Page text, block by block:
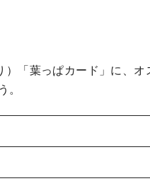
「葉っぱカード」に、オ